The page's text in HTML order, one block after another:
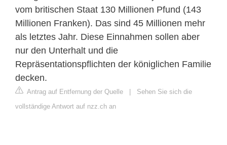
vom britischen Staat 130 Millionen Pfund (143
Millionen Franken). Das sind 45 Millionen mehr
als letztes Jahr. Diese Einnahmen sollen aber
nur den Unterhalt und die
Repräsentationspflichten der königlichen Familie
decken.
Antrag auf Entfernung der Quelle
Sehen Sie sich die
vollständige Antwort auf nzz.ch an